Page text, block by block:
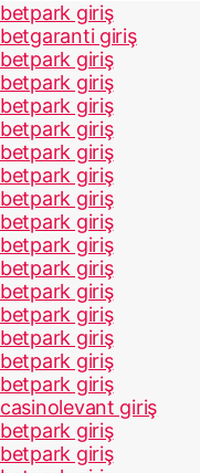
betpark giriş
betgaranti giriş
betpark giriş
betpark giriş
betpark giriş
betpark giriş
betpark giriş
betpark giriş
betpark giriş
betpark giriş
betpark giriş
betpark giriş
betpark giriş
betpark giriş
betpark giriş
betpark giriş
betpark giriş
casinolevant giriş
betpark giriş
betpark giriş